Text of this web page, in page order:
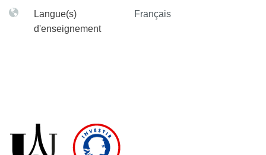
Langue(s)
d'enseignement
Français